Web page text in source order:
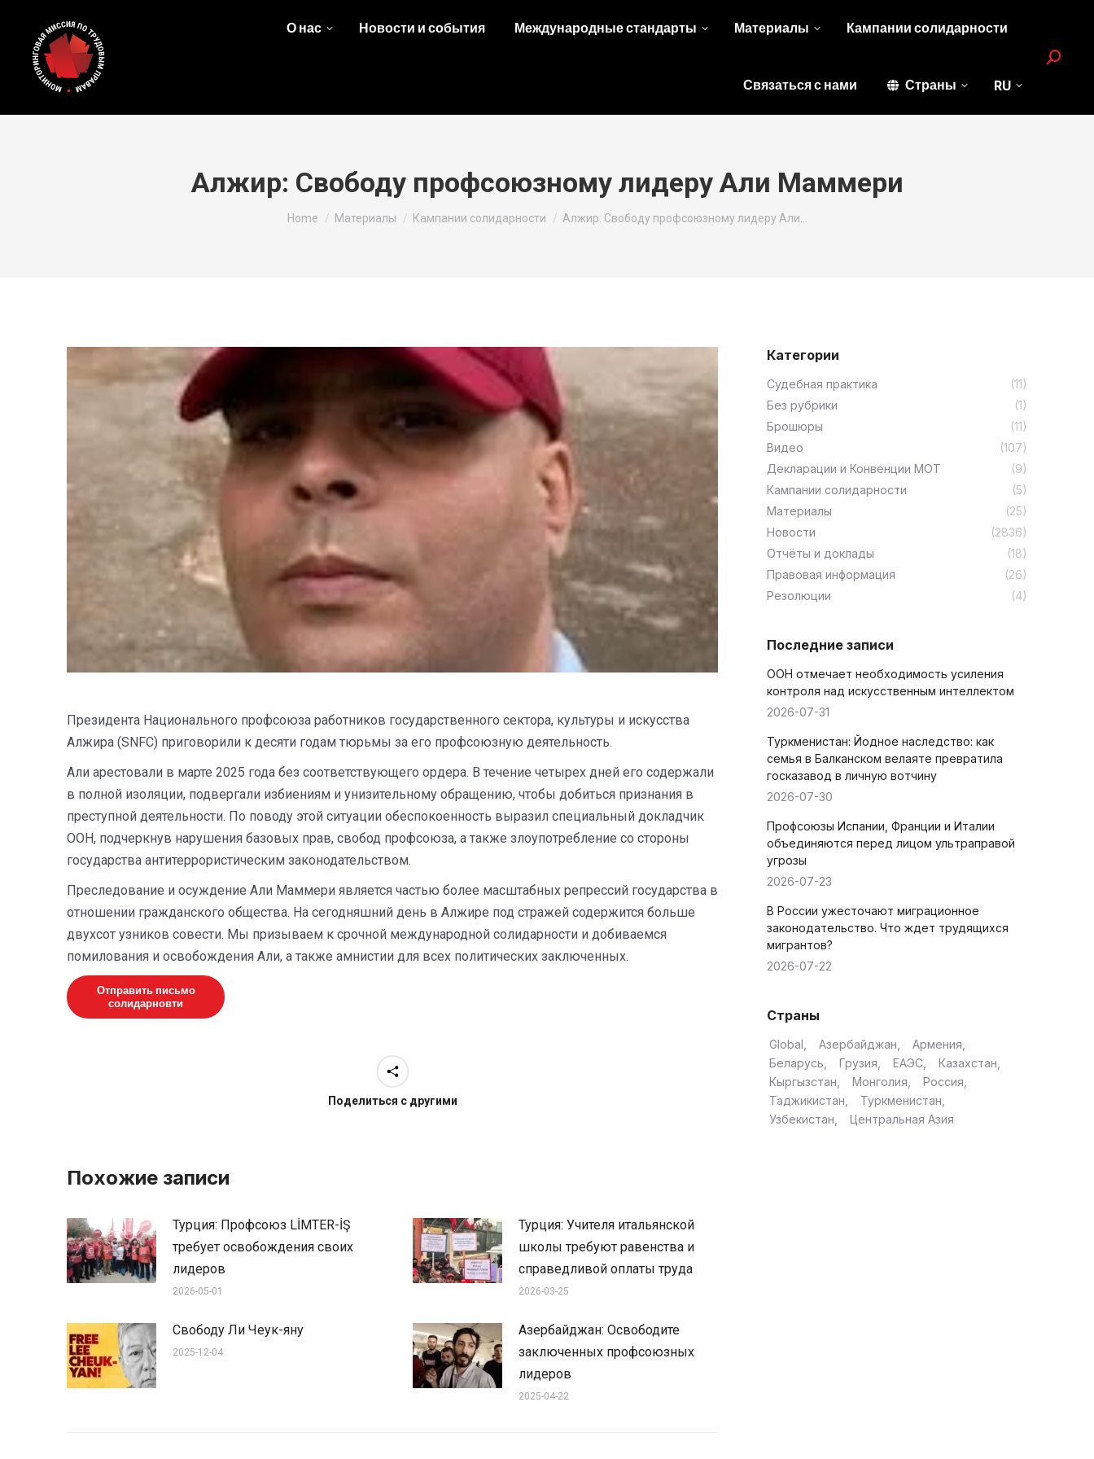
О нас Новости и события Международные стандарты Материалы Кампании солидарности
Связаться с нами Страны RU
Search:
Алжир: Свободу профсоюзному лидеру Али Маммери
You are here:
Home Материалы Кампании солидарности Алжир: Свободу профсоюзному лидеру Али…
Президента Национального профсоюза работников государственного сектора, культуры и искусства
Алжира (SNFC) приговорили к десяти годам тюрьмы за его профсоюзную деятельность.
Али арестовали в марте 2025 года без соответствующего ордера. В течение четырех дней его содержали
в полной изоляции, подвергали избиениям и унизительному обращению, чтобы добиться признания в
преступной деятельности. По поводу этой ситуации обеспокоенность выразил специальный докладчик
ООН, подчеркнув нарушения базовых прав, свобод профсоюза, а также злоупотребление со стороны
государства антитеррористическим законодательством.
Преследование и осуждение Али Маммери является частью более масштабных репрессий государства в
отношении гражданского общества. На сегодняшний день в Алжире под стражей содержится больше
двухсот узников совести. Мы призываем к срочной международной солидарности и добиваемся
помилования и освобождения Али, а также амнистии для всех политических заключенных.
Отправить письмо
солидарновти
Поделиться с другими
Похожие записи
Турция: Профсоюз LİMTER-İŞ
требует освобождения своих
лидеров
2026-05-01
Турция: Учителя итальянской
школы требуют равенства и
справедливой оплаты труда
2026-03-25
Свободу Ли Чеук-яну
2025-12-04
Азербайджан: Освободите
заключенных профсоюзных
лидеров
2025-04-22
Категории
Cудебная практика
(11)
Без рубрики
(1)
Брошюры
(11)
Видео
(107)
Декларации и Конвенции МОТ
(9)
Кампании солидарности
(5)
Материалы
(25)
Новости
(2836)
Отчёты и доклады
(18)
Правовая информация
(26)
Резолюции
(4)
Последние записи
ООН отмечает необходимость усиления
контроля над искусственным интеллектом
2026-07-31
Туркменистан: Йодное наследство: как
семья в Балканском велаяте превратила
госказавод в личную вотчину
2026-07-30
Профсоюзы Испании, Франции и Италии
объединяются перед лицом ультраправой
угрозы
2026-07-23
В России ужесточают миграционное
законодательство. Что ждет трудящихся
мигрантов?
2026-07-22
Страны
Global Азербайджан
Армения
Беларусь
Грузия ЕАЭС
Казахстан
Кыргызстан
Монголия
Россия
Таджикистан
Туркменистан
Узбекистан
Центральная Азия